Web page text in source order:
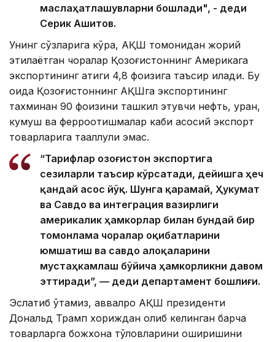
маслаҳатлашувларни бошлади", - деди
Серик Ашитов.
Унинг сўзларига кўра, АҚШ томонидан жорий
этилаётган чоралар Қозоғистоннинг Америкага
экспортининг атиги 4,8 фоизига таъсир қилади. Бу
қоида Қозоғистоннинг АҚШга экспортининг
тахминан 90 фоизини ташкил этувчи нефть, уран,
кумуш ва ферроқотишмалар каби асосий экспорт
товарларига тааллуқли эмас.
“Тарифлар Қозоғистон экспортига
сезиларли таъсир кўрсатади, дейишга ҳеч
қандай асос йўқ. Шунга қарамай, Ҳукумат
ва Савдо ва интеграция вазирлиги
америкалик ҳамкорлар билан бундай бир
томонлама чоралар оқибатларини
юмшатиш ва савдо алоқаларини
мустаҳкамлаш бўйича ҳамкорликни давом
эттиради”, — деди департамент бошлиғи.
Эслатиб ўтамиз, аввалроқ АҚШ президенти
Дональд Трамп хориждан олиб келинган барча
товарларга божхона тўловларини оширишини